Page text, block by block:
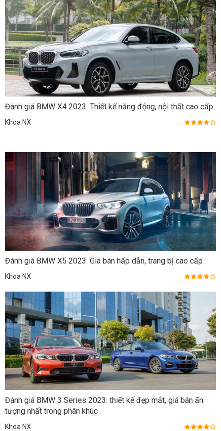
Đánh giá BMW X4 2023: Thiết kế năng động, nội thất cao cấp
Khoa NX
Đánh giá BMW X5 2023: Giá bán hấp dẫn, trang bị cao cấp
Khoa NX
Đánh giá BMW 3 Series 2023: thiết kế đẹp mắt, giá bán ấn
tượng nhất trong phân khúc
Khoa NX